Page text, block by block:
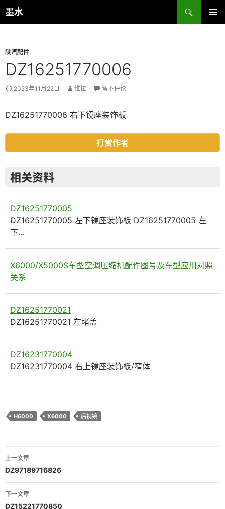
跳
至
墨水
搜
索
陕汽配件
DZ16251770006
2023年11月22日 维拉 留下评论
DZ16251770006 右下镜座装饰板
打赏作者
相关资料
DZ16251770005
DZ16251770005 左下镜座装饰板 DZ16251770005 左
下…
X6000/X5000S车型空调压缩机配件图号及车型应用对照
关系
DZ16251770021
DZ16251770021 左堵盖
DZ16231770004
DZ16231770004 右上镜座装饰板/窄体
H6000 X6000 后视镜
文
章
导
上一文章
DZ97189716826
下一文章
DZ15221770850